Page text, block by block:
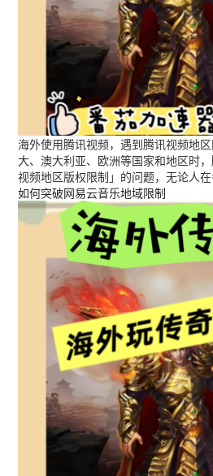
海外使用腾讯视频，遇到腾讯视频地
大、澳大利亚、欧洲等国家和地区时
视频地区版权限制」的问题，无论人
如何突破网易云音乐地域限制